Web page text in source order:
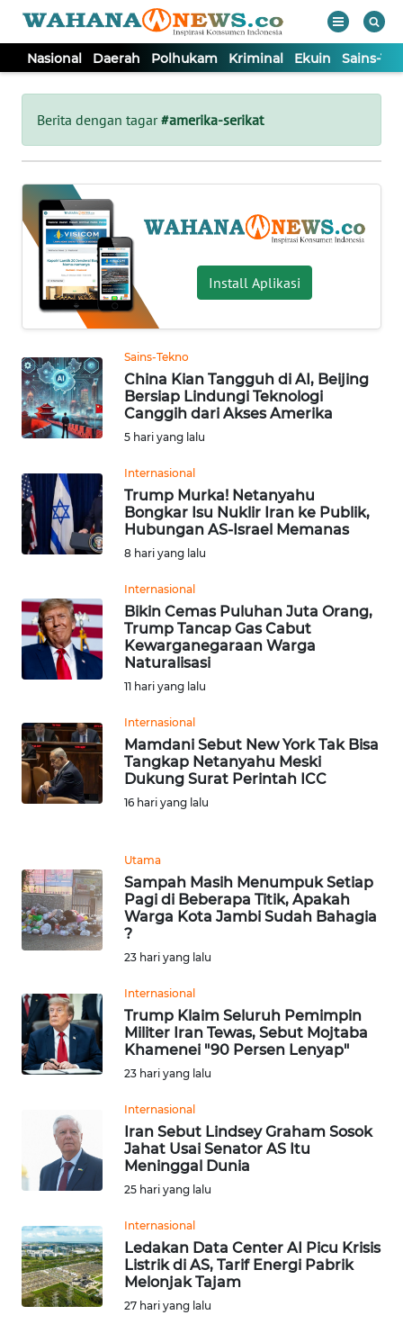
Nasional Daerah Polhukam Kriminal Ekuin Sains-
Berita dengan tagar#amerika-serikat
Install Aplikasi
Sains-Tekno
China Kian Tangguh di AI, Beijing
Bersiap Lindungi Teknologi
Canggih dari Akses Amerika
5 hari yang lalu
Internasional
Trump Murka! Netanyahu
Bongkar Isu Nuklir Iran ke Publik,
Hubungan AS-Israel Memanas
8 hari yang lalu
Internasional
Bikin Cemas Puluhan Juta Orang,
Trump Tancap Gas Cabut
Kewarganegaraan Warga
Naturalisasi
11 hari yang lalu
Internasional
Mamdani Sebut New York Tak Bisa
Tangkap Netanyahu Meski
Dukung Surat Perintah ICC
16 hari yang lalu
Utama
Sampah Masih Menumpuk Setiap
Pagi di Beberapa Titik, Apakah
Warga Kota Jambi Sudah Bahagia
?
23 hari yang lalu
Internasional
Trump Klaim Seluruh Pemimpin
Militer Iran Tewas, Sebut Mojtaba
Khamenei "90 Persen Lenyap"
23 hari yang lalu
Internasional
Iran Sebut Lindsey Graham Sosok
Jahat Usai Senator AS Itu
Meninggal Dunia
25 hari yang lalu
Internasional
Ledakan Data Center AI Picu Krisis
Listrik di AS, Tarif Energi Pabrik
Melonjak Tajam
27 hari yang lalu
Tutup
NASIONAL
DAERAH
POLHUKAM
KRIMINAL
EKUIN
SAINS-TEKNO
INTERNASIONAL
PENDIDIKAN
OLAHRAGA
EDITORIAL
BERITA
KONTAK
KAMI
IKLAN
TENTANG
KAMI
PEDOMAN
MEDIA
SIBER
KARIR
DISCLAIMER